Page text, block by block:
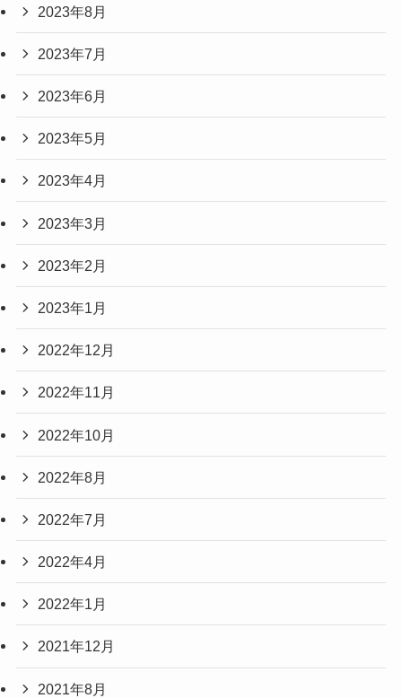
2023年8月
2023年7月
2023年6月
2023年5月
2023年4月
2023年3月
2023年2月
2023年1月
2022年12月
2022年11月
2022年10月
2022年8月
2022年7月
2022年4月
2022年1月
2021年12月
2021年8月